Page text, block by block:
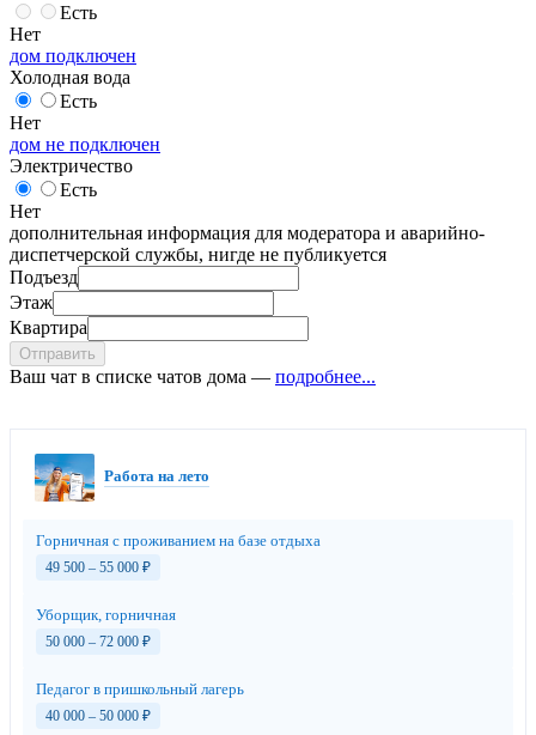
Есть
Нет
дом подключен
Холодная вода
Есть
Нет
дом не подключен
Электричество
Есть
Нет
дополнительная информация для модератора и аварийно-
диспетчерской службы, нигде не публикуется
Подъезд
Этаж
Квартира
Отправить
Ваш чат в списке чатов дома — подробнее...
Работа на лето
Горничная с проживанием на базе отдыха
49 500 – 55 000 ₽
Уборщик, горничная
50 000 – 72 000 ₽
Педагог в пришкольный лагерь
40 000 – 50 000 ₽